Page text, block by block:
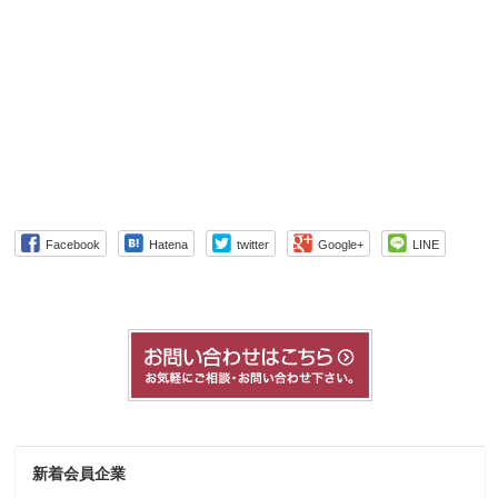
Facebook Hatena twitter Google+ LINE
新着会員企業